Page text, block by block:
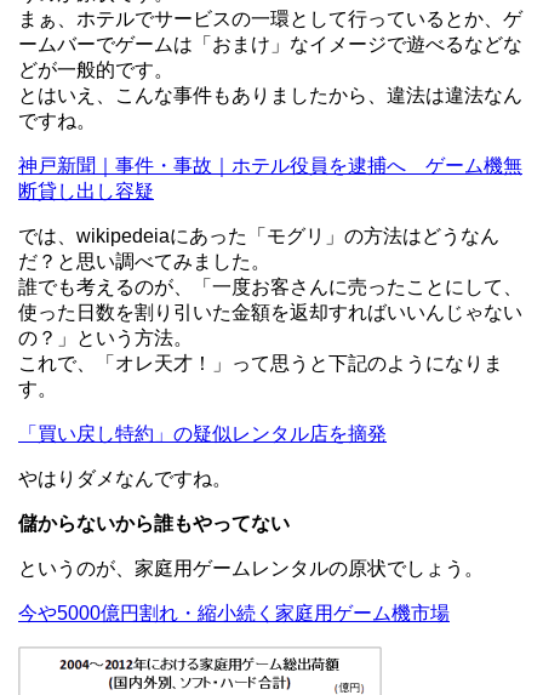
まぁ、ホテルでサービスの一環として行っているとか、ゲ
ームバーでゲームは「おまけ」なイメージで遊べるなどな
どが一般的です。
とはいえ、こんな事件もありましたから、違法は違法なん
ですね。
神戸新聞｜事件・事故｜ホテル役員を逮捕へ ゲーム機無
断貸し出し容疑
では、wikipedeiaにあった「モグリ」の方法はどうなん
だ？と思い調べてみました。
誰でも考えるのが、「一度お客さんに売ったことにして、
使った日数を割り引いた金額を返却すればいいんじゃない
の？」という方法。
これで、「オレ天才！」って思うと下記のようになりま
す。
「買い戻し特約」の疑似レンタル店を摘発
やはりダメなんですね。
儲からないから誰もやってない
というのが、家庭用ゲームレンタルの原状でしょう。
今や5000億円割れ・縮小続く家庭用ゲーム機市場